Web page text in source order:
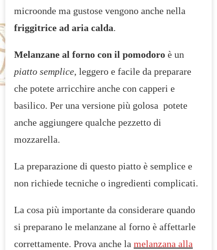
microonde ma gustose vengono anche nella
friggitrice ad aria calda.
Melanzane al forno con il pomodoro è un
piatto semplice, leggero e facile da preparare
che potete arricchire anche con capperi e
basilico. Per una versione più golosa potete
anche aggiungere qualche pezzetto di
mozzarella.
La preparazione di questo piatto è semplice e
non richiede tecniche o ingredienti complicati.
La cosa più importante da considerare quando
si preparano le melanzane al forno è affettarle
correttamente. Prova anche la melanzana alla